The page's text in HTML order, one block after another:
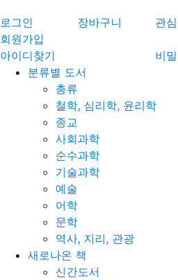
로그인 장바구니 관
회원가입
아이디찾기
비
분류별 도서
총류
철학, 심리학, 윤리학
종교
사회과학
순수과학
기술과학
예술
어학
문학
역사, 지리, 관광
새로나온 책
신간도서